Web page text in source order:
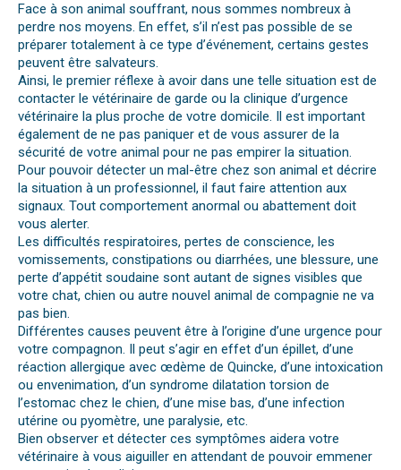
Face à son animal souffrant, nous sommes nombreux à
perdre nos moyens. En effet, s’il n’est pas possible de se
préparer totalement à ce type d’événement, certains gestes
peuvent être salvateurs.
Ainsi, le premier réflexe à avoir dans une telle situation est de
contacter le vétérinaire de garde ou la clinique d’urgence
vétérinaire la plus proche de votre domicile. Il est important
également de ne pas paniquer et de vous assurer de la
sécurité de votre animal pour ne pas empirer la situation.
Pour pouvoir détecter un mal-être chez son animal et décrire
la situation à un professionnel, il faut faire attention aux
signaux. Tout comportement anormal ou abattement doit
vous alerter.
Les difficultés respiratoires, pertes de conscience, les
vomissements, constipations ou diarrhées, une blessure, une
perte d’appétit soudaine sont autant de signes visibles que
votre chat, chien ou autre nouvel animal de compagnie ne va
pas bien.
Différentes causes peuvent être à l’origine d’une urgence pour
votre compagnon. Il peut s’agir en effet d’un épillet, d’une
réaction allergique avec œdème de Quincke, d’une intoxication
ou envenimation, d’un syndrome dilatation torsion de
l’estomac chez le chien, d’une mise bas, d’une infection
utérine ou pyomètre, une paralysie, etc.
Bien observer et détecter ces symptômes aidera votre
vétérinaire à vous aiguiller en attendant de pouvoir emmener